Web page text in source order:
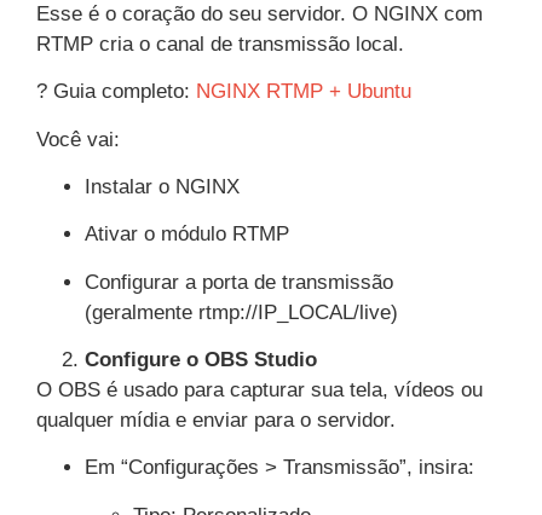
Esse é o coração do seu servidor. O NGINX com
RTMP cria o canal de transmissão local.
? Guia completo: NGINX RTMP + Ubuntu
Você vai:
Instalar o NGINX
Ativar o módulo RTMP
Configurar a porta de transmissão
(geralmente rtmp://IP_LOCAL/live)
Configure o OBS Studio
O OBS é usado para capturar sua tela, vídeos ou
qualquer mídia e enviar para o servidor.
Em “Configurações > Transmissão”, insira: